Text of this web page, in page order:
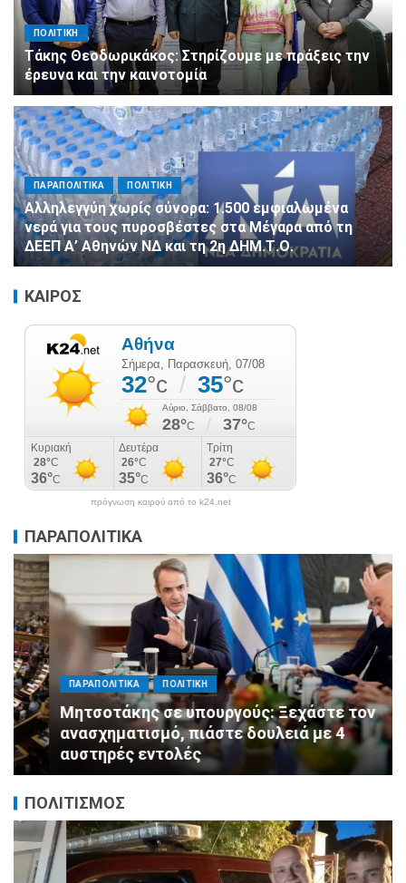
ΠΟΛΙΤΙΚΗ
Τάκης Θεοδωρικάκος: Στηρίζουμε με πράξεις την
έρευνα και την καινοτομία
ΠΑΡΑΠΟΛΙΤΙΚΑ ΠΟΛΙΤΙΚΗ
Αλληλεγγύη χωρίς σύνορα: 1.500 εμφιαλωμένα
νερά για τους πυροσβέστες στα Μέγαρα από τη
ΔΕΕΠ Α’ Αθηνών ΝΔ και τη 2η ΔΗΜ.Τ.Ο.
ΚΑΙΡΟΣ
πρόγνωση καιρού από το k24.net
ΠΑΡΑΠΟΛΙΤΙΚΑ
ΠΑΡΑΠΟΛΙΤΙΚΑ ΠΟΛΙΤΙΚΗ
Μητσοτάκης σε υπουργούς: Ξεχάστε τον
ανασχηματισμό, πιάστε δουλειά με 4
αυστηρές εντολές
ΠΟΛΙΤΙΣΜΟΣ